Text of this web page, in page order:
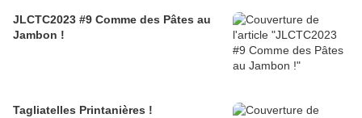
JLCTC2023 #9 Comme des Pâtes au
Jambon !
Tagliatelles Printanières !